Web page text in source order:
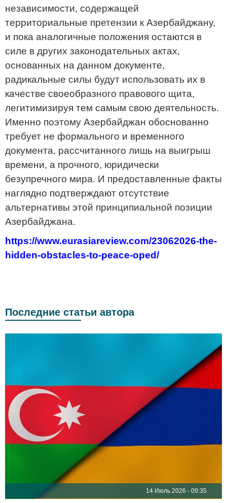
независимости, содержащей
территориальные претензии к Азербайджану,
и пока аналогичные положения остаются в
силе в других законодательных актах,
основанных на данном документе,
радикальные силы будут использовать их в
качестве своеобразного правового щита,
легитимизируя тем самым свою деятельность.
Именно поэтому Азербайджан обоснованно
требует не формального и временного
документа, рассчитанного лишь на выигрыш
времени, а прочного, юридически
безупречного мира. И предоставленные факты
наглядно подтверждают отсутствие
альтернативы этой принципиальной позиции
Азербайджана.
https://www.eurasiareview.com/23062026-the-
hidden-obstacles-to-peace-oped/
Последние статьи автора
14 Июль 2026 - 09:35